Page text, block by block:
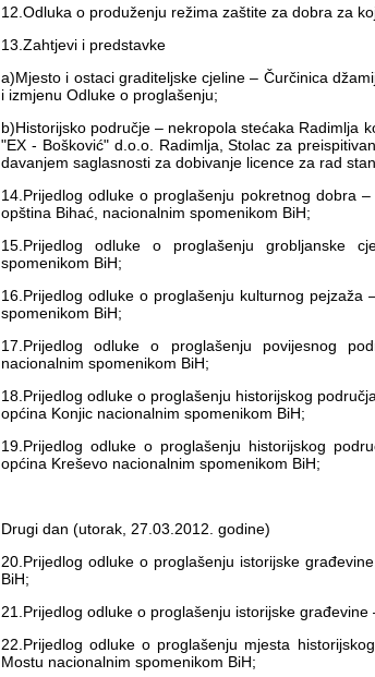
12.Odluka o produženju režima zaštite za dobra za
13.Zahtjevi i predstavke
a)Mjesto i ostaci graditeljske cjeline – Čurčinica
i izmjenu Odluke o proglašenju;
b)Historijsko područje – nekropola stećaka Radimlja
"EX - Bošković" d.o.o. Radimlja, Stolac za
davanjem saglasnosti za dobivanje licence za rad
14.Prijedlog odluke o proglašenju pokretnog dobra
opština Bihać, nacionalnim spomenikom BiH;
15.Prijedlog odluke o proglašenju grobljanske
spomenikom BiH;
16.Prijedlog odluke o proglašenju kulturnog pejzaža
spomenikom BiH;
17.Prijedlog odluke o proglašenju povijesnog
nacionalnim spomenikom BiH;
18.Prijedlog odluke o proglašenju historijskog
općina Konjic nacionalnim spomenikom BiH;
19.Prijedlog odluke o proglašenju historijskog
općina Kreševo nacionalnim spomenikom BiH;
Drugi dan (utorak, 27.03.2012. godine)
20.Prijedlog odluke o proglašenju istorijske
BiH;
21.Prijedlog odluke o proglašenju istorijske
22.Prijedlog odluke o proglašenju mjesta
Mostu nacionalnim spomenikom BiH;